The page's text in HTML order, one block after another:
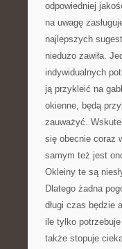
odpowiedniej
na uwagę
najlepszych
niedużo zawiła.
indywidualnych
ją przykleić na
okienne, będą
zauważyć.
się obecnie coraz
samym też jest
Okleiny te są
Dlatego żadna
długi czas będzie
ile tylko
także stopuje